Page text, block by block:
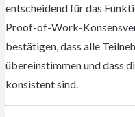
entscheidend für das
Proof-of-Work-
bestätigen, dass alle
übereinstimmen und dass
konsistent sind.